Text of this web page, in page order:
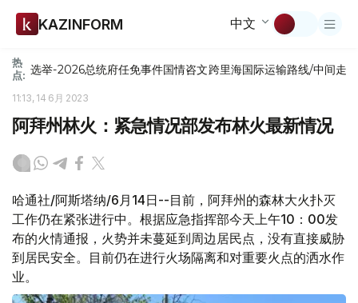
KAZINFORM 中文
热
点: 选举-2026总统府任免事件国情咨文跨里海国际运输路线/中间走廊
11:13, 14 6月 2023
阿拜州林火：紧急情况部发布林火最新情况
哈通社/阿斯塔纳/6月14日--目前，阿拜州的森林大火扑灭
工作仍在紧张进行中。根据应急指挥部今天上午10：00发
布的火情通报，火势并未蔓延到周边居民点，没有直接威胁
到居民安全。目前仍在进行火场隔离和对重要火点的洒水作
业。